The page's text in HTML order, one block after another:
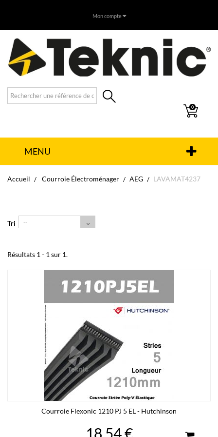
Mon compte
0
MENU
Accueil Courroie Électroménager AEG LAVAMAT4237
Tri --
Résultats 1 - 1 sur 1.
Courroie Flexonic 1210 PJ 5 EL - Hutchinson
18,54 €